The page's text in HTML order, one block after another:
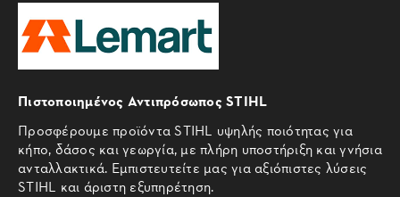
Πιστοποιημένος Αντιπρόσωπος STIHL
Προσφέρουμε προϊόντα STIHL υψηλής ποιότητας για
κήπο, δάσος και γεωργία, με πλήρη υποστήριξη και γνήσια
ανταλλακτικά. Εμπιστευτείτε μας για αξιόπιστες λύσεις
STIHL και άριστη εξυπηρέτηση.